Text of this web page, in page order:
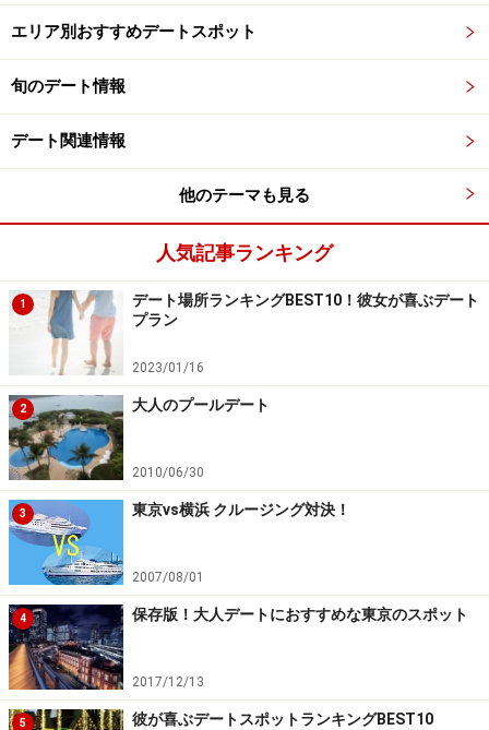
エリア別おすすめデートスポット
旬のデート情報
デート関連情報
他のテーマも見る
人気記事ランキング
1
デート場所ランキングBEST10！彼女が喜ぶデート
プラン
2023/01/16
2 大人のプールデート
2010/06/30
3 東京vs横浜 クルージング対決！
2007/08/01
4 保存版！大人デートにおすすめな東京のスポット
2017/12/13
5 彼が喜ぶデートスポットランキングBEST10